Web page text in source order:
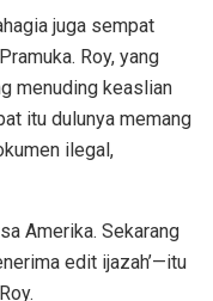
juga sempat
Roy, yang
menuding keaslian
itu dulunya memang
ilegal,
Amerika. Sekarang
edit ijazah’—itu